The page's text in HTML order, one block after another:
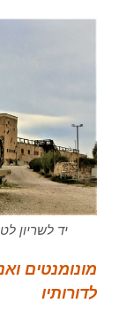
יד לשריון
מונומנטים
לדורותיו